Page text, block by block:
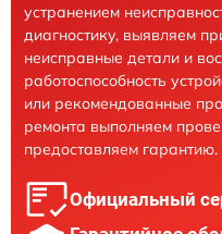
устранением
диагностику, выявляем
неисправные детали и
работоспособность
или рекомендованные
ремонта выполняем
предоставляем гарантию.
Официальный